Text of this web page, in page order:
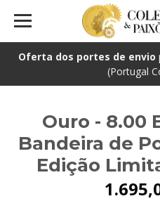
Oferta dos portes de envio
(Portugal
Ouro - 8.00
Bandeira de
Edição